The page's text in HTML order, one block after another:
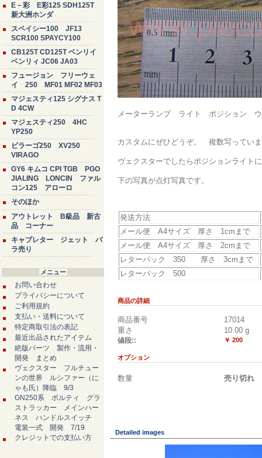
E－彩 E彩125 SDH125T
新大洲ホンダ
スペイシー100 JF13
SCR100 SPAYCY100
CB125T CD125T ベンリイ
ベンリィ JC06 JA03
フュージョン フリーウェ
イ 250 MF01 MF02 MF03
マジェスティ125 シグナス T
D 4CW
マジェスティ250 4HC
YP250
ビラーゴ250 XV250
VIRAGO
GY6 キムコ CPI TGB PGO
JIALING LONCIN ファル
コン125 アローロ
そのほか
アウトレット B級品 新古
品 コーナー
キャブレター ジェット バ
ラ売り
メニュー
お問い合わせ
プライバシーについて
ご利用規約
支払い・送料について
特定商取引法の表記
最近出品されたアイテム
絶版パーツ 製作・流用・
開発 まとめ
ヴェクスター フルチュー
ンの世界 ルシファー（に
ゃも氏）降臨 9/3
GN250系 ボルティ グラ
ストラッカー メインハー
ネス ハンドルスイッチ
電装一式 開発 7/19
クレジットでの支払い方
メーターランプ ライト ポジション
カスタムにぜひどうぞ。 複数写ってい
ヴェクスターでしたらポジションライト
下の写真が点灯写真です。
発送方法
メール便 A4サイズ 厚さ 1cmまで
メール便 A4サイズ 厚さ 2cmまで
レターパック 350 厚さ 3cmまで
レターパック 500
商品の詳細
商品番号
17014
重さ
10.00 g
値段:: ￥ 200
オプション
数量 売り切れ
Detailed images